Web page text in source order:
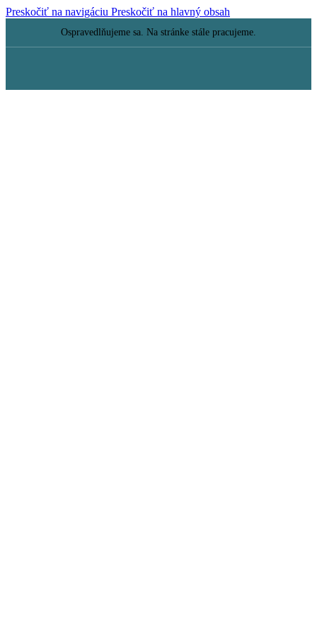
Preskočiť na navigáciu Preskočiť na hlavný obsah
Ospravedlňujeme sa. Na stránke stále pracujeme.